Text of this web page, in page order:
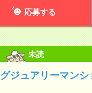
応募する
未読
ジュアリーマン